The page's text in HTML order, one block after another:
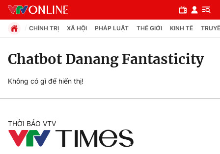
Chuyên mục
Chính trị
Xã hội
CHÍNH TRỊ XÃ HỘI PHÁP LUẬT THẾ GIỚI KINH TẾ
Chatbot Danang Fantasticity
Không có gì để hiển thị!
THỜI BÁO VTV